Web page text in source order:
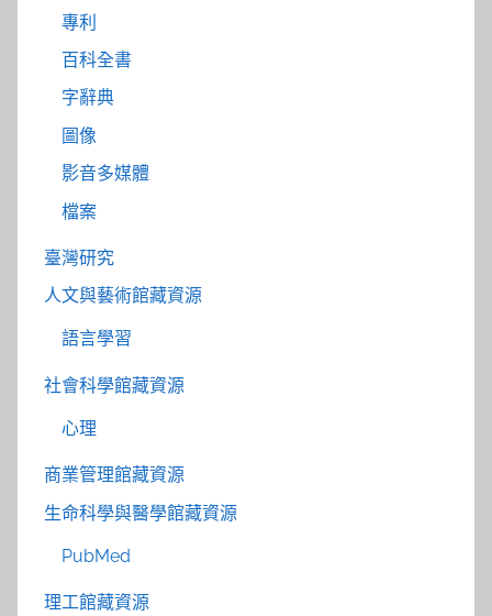
專利
百科全書
字辭典
圖像
影音多媒體
檔案
臺灣研究
人文與藝術館藏資源
語言學習
社會科學館藏資源
心理
商業管理館藏資源
生命科學與醫學館藏資源
PubMed
理工館藏資源